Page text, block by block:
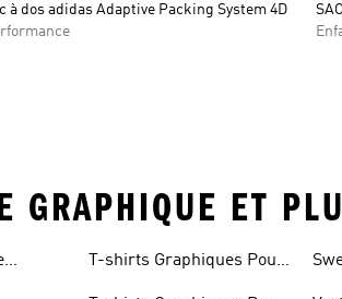
à dos adidas Adaptive Packing System 4D
GRAPHIQUE ET
T-shirts Graphiques Pour